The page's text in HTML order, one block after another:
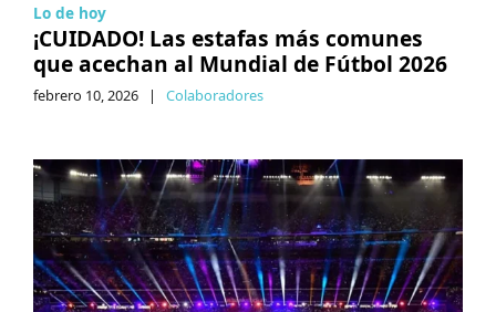
Lo de hoy
¡CUIDADO! Las estafas más comunes
que acechan al Mundial de Fútbol 2026
febrero 10, 2026 | Colaboradores